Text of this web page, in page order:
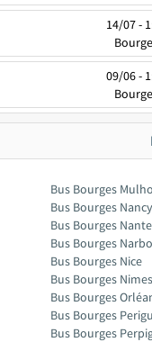
14/07 -
09/06 -
Bus Bourges
Bus Bourges Nancy
Bus Bourges
Bus Bourges
Bus Bourges Nice
Bus Bourges Nimes
Bus Bourges
Bus Bourges
Bus Bourges